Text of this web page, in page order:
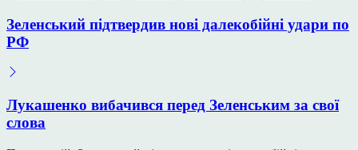
Зеленський підтвердив нові далекобійні удари по
РФ
Лукашенко вибачився перед Зеленським за свої
слова